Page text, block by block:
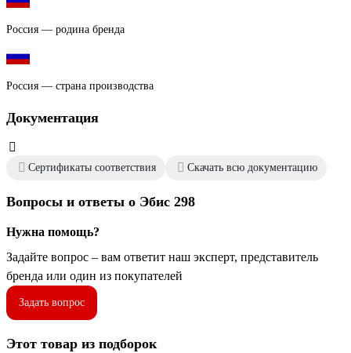
Россия — родина бренда
Россия — страна производства
Документация
Сертификаты соответствия Скачать всю документацию
Вопросы и ответы о Эбис 298
Нужна помощь?
Задайте вопрос – вам ответит наш эксперт, представитель
бренда или один из покупателей
Задать вопрос
Этот товар из подборок